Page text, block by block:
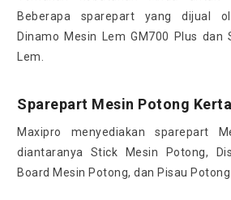
Beberapa sparepart yang dijual
Dinamo Mesin Lem GM700 Plus dan
Lem.
Sparepart Mesin Potong
Maxipro menyediakan sparepart
diantaranya Stick Mesin Potong,
Board Mesin Potong, dan Pisau Potong